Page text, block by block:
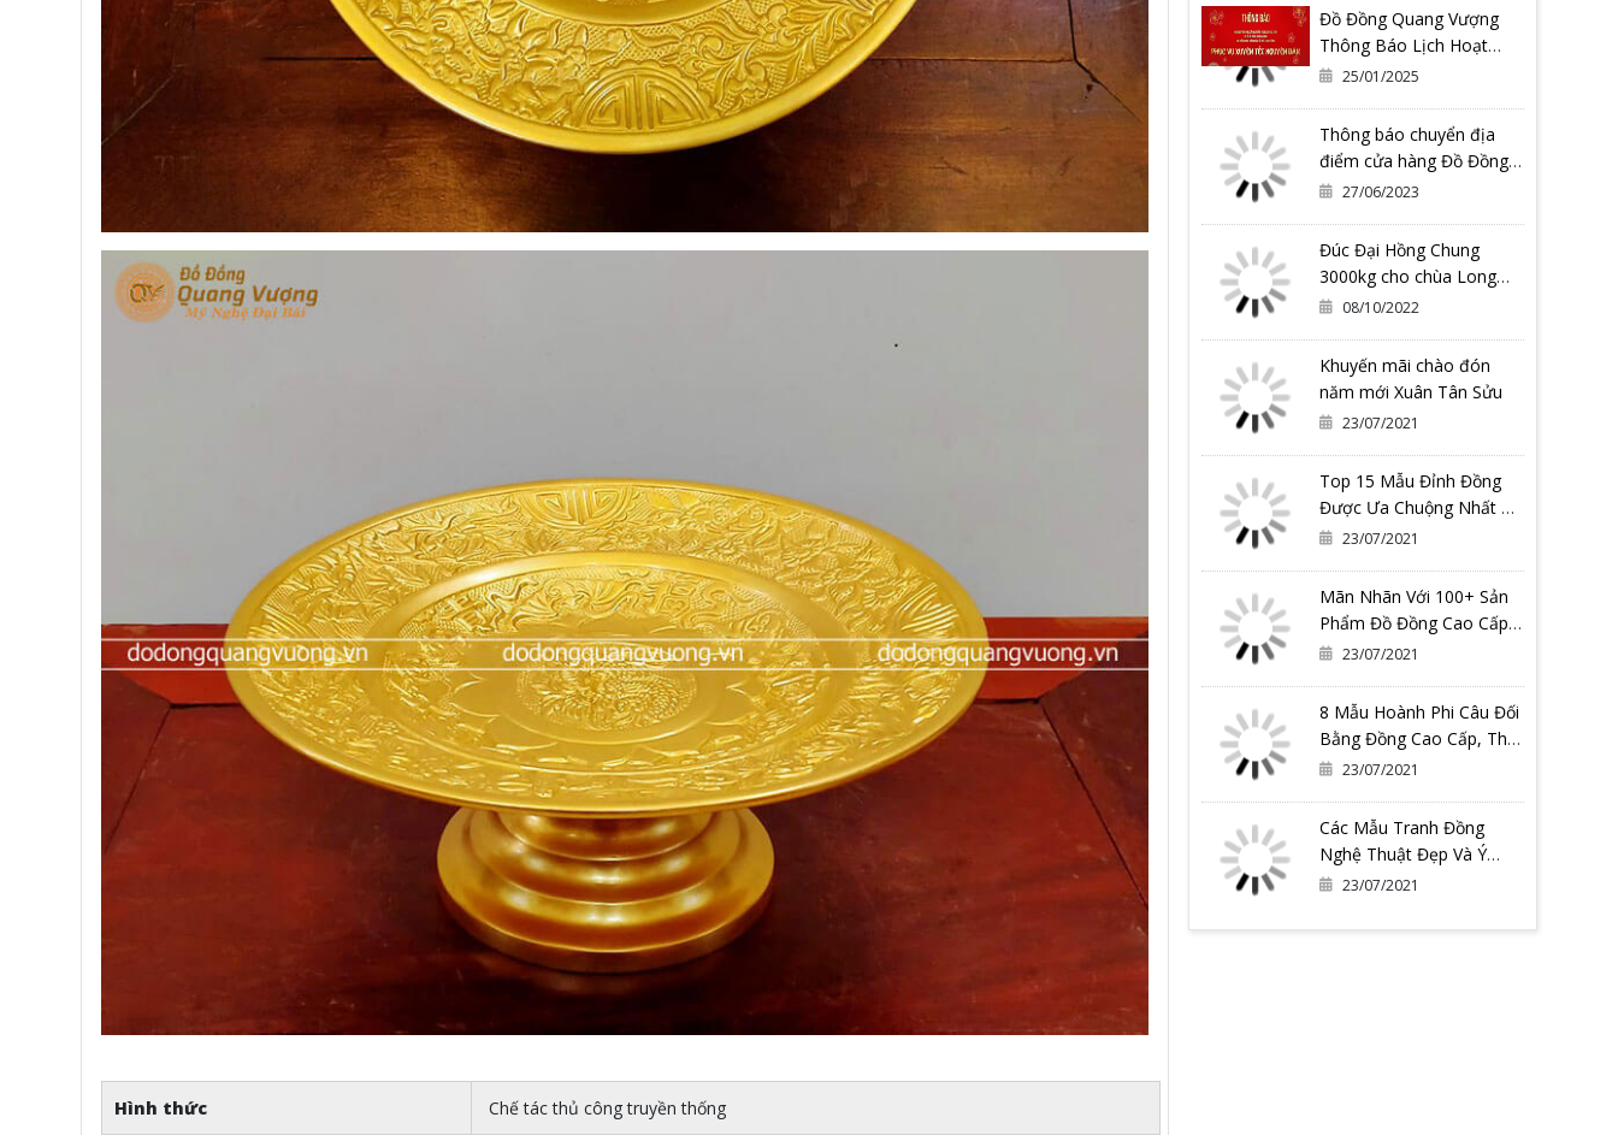
Hình thức Chế tác thủ công truyền thống
Đồ Đồng Quang Vượng
Thông Báo Lịch Hoạt
Động Tết Nguyên Đán Ất
25/01/2025
Thông báo chuyển địa
điểm cửa hàng Đồ Đồng
Quang Vượng Cơ Sở 2
27/06/2023
Đúc Đại Hồng Chung
3000kg cho chùa Long
Hoa Thiền Tự - Tỉnh Bình
08/10/2022
Khuyến mãi chào đón
năm mới Xuân Tân Sửu
23/07/2021
Top 15 Mẫu Đỉnh Đồng
Được Ưa Chuộng Nhất Có
Thể Bạn Đang Cần
23/07/2021
Mãn Nhãn Với 100+ Sản
Phẩm Đồ Đồng Cao Cấp
Tại Đồ Đồng Quang
23/07/2021
8 Mẫu Hoành Phi Câu Đối
Bằng Đồng Cao Cấp, Thờ
Gia Tiên
23/07/2021
Các Mẫu Tranh Đồng
Nghệ Thuật Đẹp Và Ý
Nghĩa Nhất Tại Đồ Đồng
23/07/2021